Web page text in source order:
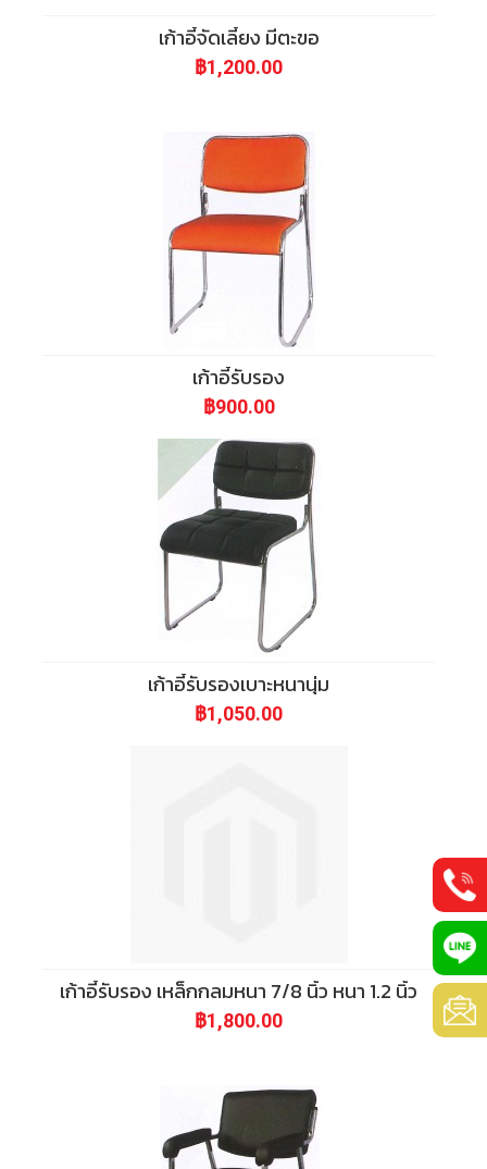
0
8
@
เก้าอี้จัดเลี้ยง มีตะขอ
฿1,200.00
เก้าอี้รับรอง
฿900.00
เก้าอี้รับรองเบาะหนานุ่ม
฿1,050.00
เก้าอี้รับรอง เหล็กกลมหนา 7/8 นิ้ว หนา 1.2 นิ้ว
฿1,800.00